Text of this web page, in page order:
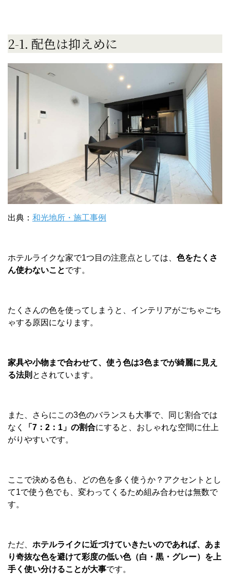
2-1. 配色は抑えめに
出典： 和光地所・施工事例
ホテルライクな家で1つ目の注意点としては、 色をたくさ
ん使わないことです。
たくさんの色を使ってしまうと、インテリアがごちゃごち
ゃする原因になります。
家具や小物まで合わせて、使う色は3色までが綺麗に見え
る法則 とされています。
また、さらにこの3色のバランスも大事で、同じ割合では
なく
「7：2：1」の割合にすると、おしゃれな空間に仕上
がりやすいです。
ここで決める色も、どの色を多く使うか？アクセントとし
て1で使う色でも、変わってくるため組み合わせは無数で
す。
ただ、 ホテルライクに近づけていきたいのであれば、あま
り奇抜な色を避けて彩度の低い色（白・黒・グレー）を上
手く使い分けることが大事です。